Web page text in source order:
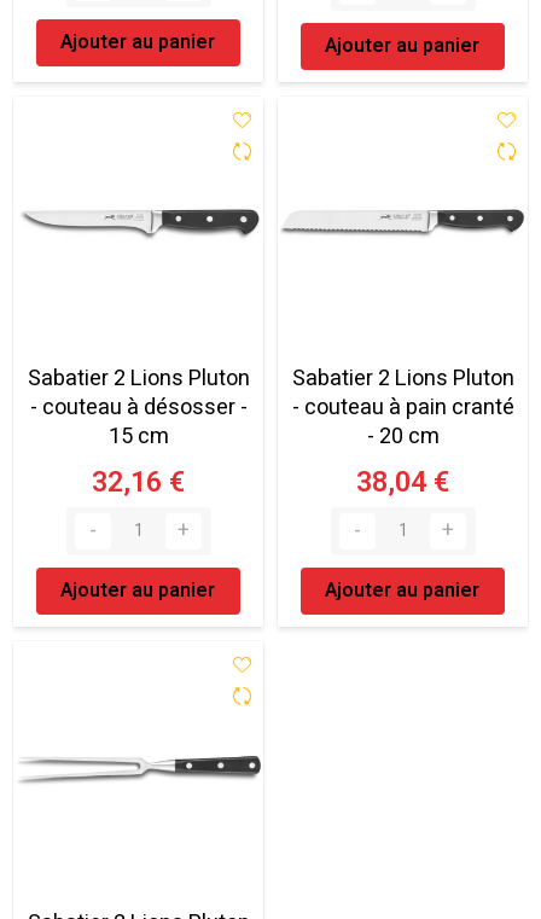
Ajouter au panier Ajouter au panier
Sabatier 2 Lions Pluton
- couteau à désosser -
15 cm
32,16 €
Ajouter au panier
Sabatier 2 Lions Pluton
- couteau à pain cranté
- 20 cm
38,04 €
Ajouter au panier